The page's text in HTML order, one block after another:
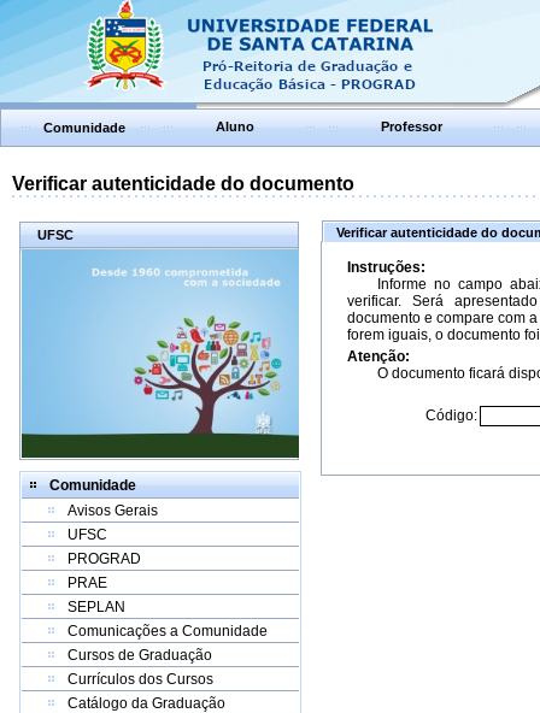
Comunidade Aluno Professor
Verificar autenticidade do documento
UFSC
Comunidade
Avisos Gerais
UFSC
PROGRAD
PRAE
SEPLAN
Comunicações a Comunidade
Cursos de Graduação
Currículos dos Cursos
Catálogo da Graduação
Verificar autenticidade do
Instruções:
Informe no campo
verificar. Será
documento e compare com
forem iguais, o documento
Atenção:
O documento ficará
Código: